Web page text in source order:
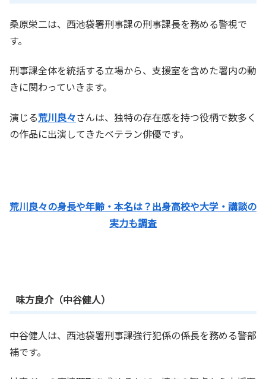
桑原栄二は、西池袋署刑事課の刑事課長を務める警視で
す。
刑事課全体を統括する立場から、支援室を含めた署内の動
きに関わっていきます。
演じる荒川良々さんは、独特の存在感を持つ役柄で数多く
の作品に出演してきたベテラン俳優です。
荒川良々の身長や年齢・本名は？出身高校や大学・講談の
実力も調査
味方良介（中谷健人）
中谷健人は、西池袋署刑事課強行犯係の係長を務める警部
補です。